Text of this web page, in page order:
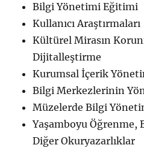
Bilgi Yönetimi Eğitimi
Kullanıcı Araştırmaları
Kültürel Mirasın
Dijitalleştirme
Kurumsal İçerik
Bilgi Merkezlerinin
Müzelerde Bilgi
Yaşamboyu Öğrenme,
Diğer Okuryazarlıklar